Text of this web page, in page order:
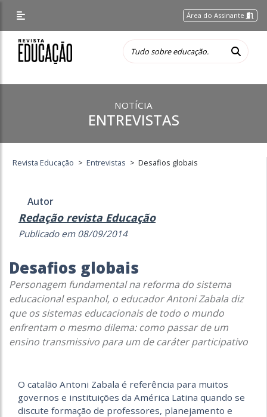
Área do Assinante
NOTÍCIA
ENTREVISTAS
Revista Educação > Entrevistas > Desafios globais
Autor
Redação revista Educação
Publicado em 08/09/2014
Desafios globais
Personagem fundamental na reforma do sistema
educacional espanhol, o educador Antoni Zabala diz
que os sistemas educacionais de todo o mundo
enfrentam o mesmo dilema: como passar de um
ensino transmissivo para um de caráter participativo
O catalão Antoni Zabala é referência para muitos
governos e instituições da América Latina quando se
discute formação de professores, planejamento e